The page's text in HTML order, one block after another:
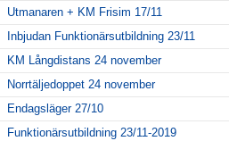
Utmanaren + KM Frisim 17/11
Inbjudan Funktionärsutbildning 23/11
KM Långdistans 24 november
Norrtäljedoppet 24 november
Endagsläger 27/10
Funktionärsutbildning 23/11-2019